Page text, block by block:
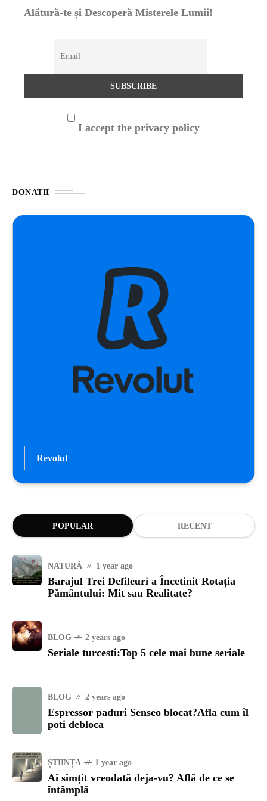
Alătură-te și Descoperă Misterele Lumii!
I accept the privacy policy
DONATII
Revolut
POPULAR RECENT
NATURĂ 1 year ago
Barajul Trei Defileuri a Încetinit Rotația
Pământului: Mit sau Realitate?
BLOG 2 years ago
Seriale turcesti:Top 5 cele mai bune seriale
BLOG 2 years ago
Espressor paduri Senseo blocat?Afla cum îl
poti debloca
ȘTIINȚA 1 year ago
Ai simțit vreodată deja-vu? Află de ce se
întâmplă